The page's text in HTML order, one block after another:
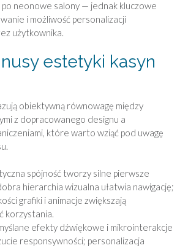
neonowe salony — jednak kluczowe
i możliwość personalizacji
użytkownika.
estetyki kasyn
obiektywną równowagę między
z dopracowanego designu a
które warto wziąć pod uwagę
spójność tworzy silne pierwsze
hierarchia wizualna ułatwia nawigację;
grafiki i animacje zwiększają
korzystania.
efekty dźwiękowe i mikrointerakcje
responsywności; personalizacja